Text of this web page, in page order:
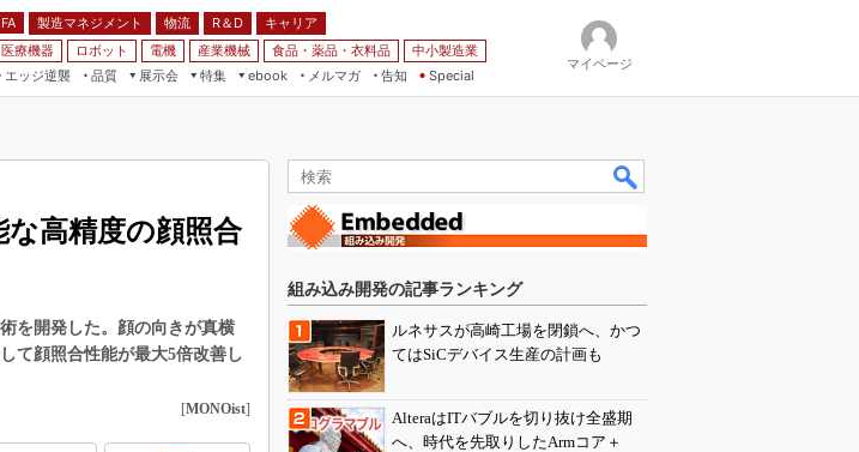
FA 製造マネジメント 物流 R＆D
キャリア
医療機器 ロボット 電機 産業機械 食品・薬品・衣料品
中小製造業
エッジ逆襲 品質
展示会
特集
クルマ
ルドサービス
画像技術
モデリング
ebook
FA
モビリティ
メルマガ
告知 Special
マイページ
高精度の顔照合
を開発した。顔の向きが真横
て顔照合性能が最大5倍改善し
[MONOist]
組み込み開発の記事ランキング
ルネサスが高崎工場を閉鎖へ、かつ
てはSiCデバイス生産の計画も
AlteraはITバブルを切り抜け全盛期
へ、時代を先取りしたArmコア＋